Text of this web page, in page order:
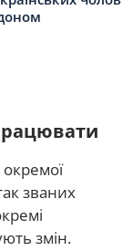
званих
змін.